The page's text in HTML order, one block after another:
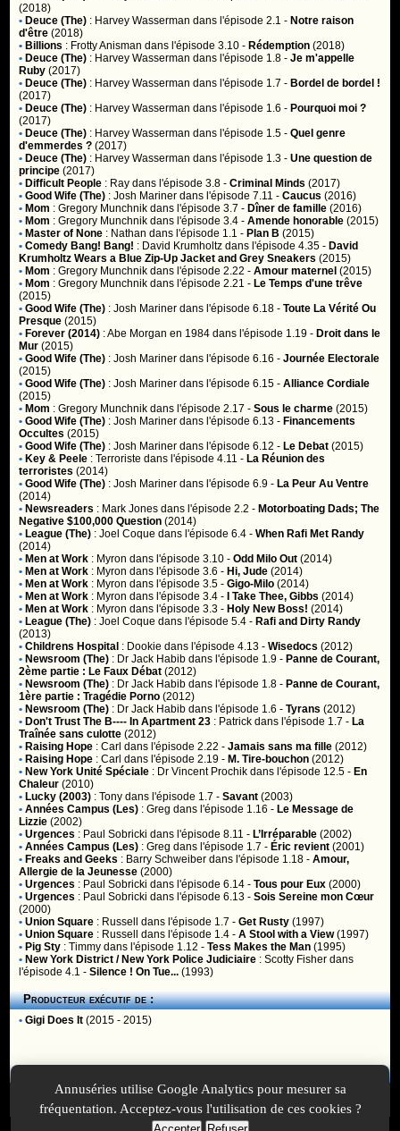
(2018)
• Deuce (The) : Harvey Wasserman dans l'épisode 2.1 - Notre raison
d'être (2018)
• Billions : Frotty Anisman dans l'épisode 3.10 - Rédemption (2018)
• Deuce (The) : Harvey Wasserman dans l'épisode 1.8 -Je m'appelle
Ruby (2017)
• Deuce (The) : Harvey Wasserman dans l'épisode 1.7 - Bordel de bordel !
(2017)
• Deuce (The) : Harvey Wasserman dans l'épisode 1.6 - Pourquoi moi ?
(2017)
• Deuce (The) : Harvey Wasserman dans l'épisode 1.5 -Quel genre
d'emmerdes ? (2017)
• Deuce (The) : Harvey Wasserman dans l'épisode 1.3 -Une question de
principe (2017)
• Difficult People : Ray dans l'épisode 3.8 -Criminal Minds (2017)
• Good Wife (The) :Josh Mariner dans l'épisode 7.11 -Caucus (2016)
• Mom :Gregory Munchnik dans l'épisode 3.7 - Dîner de famille (2016)
• Mom :Gregory Munchnik dans l'épisode 3.4 -Amende honorable (2015)
• Master of None : Nathan dans l'épisode 1.1 - Plan B (2015)
• Comedy Bang! Bang! : David Krumholtz dans l'épisode 4.35 - David
Krumholtz Wears a Blue Zip-Up Jacket and Grey Sneakers (2015)
• Mom :Gregory Munchnik dans l'épisode 2.22 -Amour maternel (2015)
• Mom :Gregory Munchnik dans l'épisode 2.21 - Le Temps d'une trêve
(2015)
• Good Wife (The) :Josh Mariner dans l'épisode 6.18 -Toute La Vérité Ou
Presque (2015)
• Forever (2014) :Abe Morgan en 1984 dans l'épisode 1.19 - Droit dans le
Mur (2015)
• Good Wife (The) :Josh Mariner dans l'épisode 6.16 -Journée Electorale
(2015)
• Good Wife (The) :Josh Mariner dans l'épisode 6.15 -Alliance Cordiale
(2015)
• Mom :Gregory Munchnik dans l'épisode 2.17 -Sous le charme (2015)
• Good Wife (The) :Josh Mariner dans l'épisode 6.13 - Financements
Occultes (2015)
• Good Wife (The) :Josh Mariner dans l'épisode 6.12 - Le Debat (2015)
• Key & Peele :Terroriste dans l'épisode 4.11 - La Réunion des
terroristes (2014)
• Good Wife (The) :Josh Mariner dans l'épisode 6.9 - La Peur Au Ventre
(2014)
• Newsreaders : Mark Jones dans l'épisode 2.2 - Motorboating Dads; The
Negative $100,000 Question (2014)
• League (The) :Joel Coque dans l'épisode 6.4 -When Rafi Met Randy
(2014)
• Men at Work : Myron dans l'épisode 3.10 -Odd Milo Out (2014)
• Men at Work : Myron dans l'épisode 3.6 - Hi, Jude (2014)
• Men at Work : Myron dans l'épisode 3.5 -Gigo-Milo (2014)
• Men at Work : Myron dans l'épisode 3.4 - I Take Thee, Gibbs (2014)
• Men at Work : Myron dans l'épisode 3.3 - Holy New Boss! (2014)
• League (The) :Joel Coque dans l'épisode 5.4 - Rafi and Dirty Randy
(2013)
• Childrens Hospital : Dookie dans l'épisode 4.13 -Wisedocs (2012)
• Newsroom (The) : Dr Jack Habib dans l'épisode 1.9 - Panne de Courant,
2ème partie : Le Faux Débat (2012)
• Newsroom (The) : Dr Jack Habib dans l'épisode 1.8 - Panne de Courant,
1ère partie : Tragédie Porno (2012)
• Newsroom (The) : Dr Jack Habib dans l'épisode 1.6 -Tyrans (2012)
• Don't Trust The B---- In Apartment 23 : Patrick dans l'épisode 1.7 - La
Traînée sans culotte (2012)
• Raising Hope :Carl dans l'épisode 2.22 -Jamais sans ma fille (2012)
• Raising Hope :Carl dans l'épisode 2.19 - M. Tire-bouchon (2012)
• New York Unité Spéciale : Dr Vincent Prochik dans l'épisode 12.5 - En
Chaleur (2010)
• Lucky (2003) :Tony dans l'épisode 1.7 -Savant (2003)
• Années Campus (Les) :Greg dans l'épisode 1.16 - Le Message de
Lizzie (2002)
• Urgences : Paul Sobricki dans l'épisode 8.11 - L’Irréparable (2002)
• Années Campus (Les) :Greg dans l'épisode 1.7 - Éric revient (2001)
• Freaks and Geeks : Barry Schweiber dans l'épisode 1.18 -Amour,
Allergie de la Jeunesse (2000)
• Urgences : Paul Sobricki dans l'épisode 6.14 -Tous pour Eux(2000)
• Urgences : Paul Sobricki dans l'épisode 6.13 -Sois Sereine mon Cœur
(2000)
• Union Square : Russell dans l'épisode 1.7 -Get Rusty (1997)
• Union Square : Russell dans l'épisode 1.4 -A Stool with a View(1997)
• Pig Sty :Timmy dans l'épisode 1.12 -Tess Makes the Man (1995)
• New York District / New York Police Judiciaire :Scotty Fisher dans
l'épisode 4.1 -Silence ! On Tue... (1993)
Producteur exécutif de :
• Gigi Does It (2015 - 2015)
Vous ne pouvez pas accéder aux fonctionnalités réservées aux
membres car vous n'êtes pasinscritouidentifié.
Annuséries utilise Google Analytics pour mesurer sa
fréquentation. Acceptez-vous l'utilisation de ces cookies ?